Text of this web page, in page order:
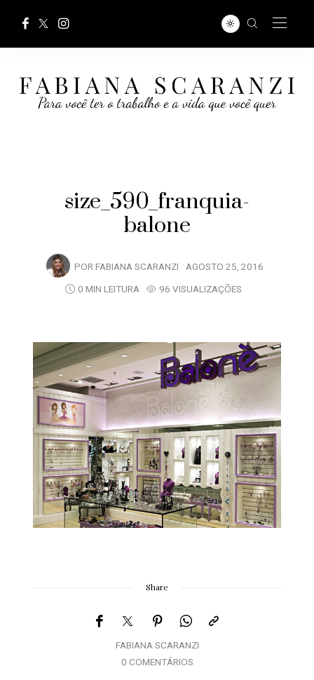
size_590_franquia-
balone
POR FABIANA SCARANZI AGOSTO 25, 2016
0 MIN LEITURA
96 VISUALIZAÇÕES
Share
FABIANA SCARANZI
0 COMENTÁRIOS